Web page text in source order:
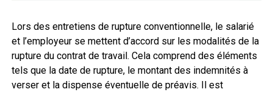
Lors des entretiens de rupture conventionnelle, le salarié
et l’employeur se mettent d’accord sur les modalités de la
rupture du contrat de travail. Cela comprend des éléments
tels que la date de rupture, le montant des indemnités à
verser et la dispense éventuelle de préavis. Il est